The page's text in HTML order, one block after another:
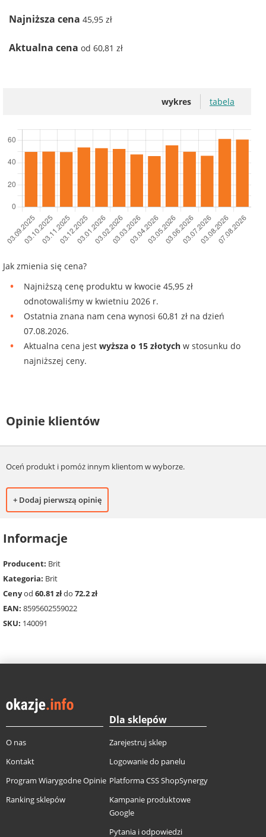
Najniższa cena 45,95 zł
Aktualna cena od 60,81 zł
wykres tabela
Jak zmienia się cena?
Najniższą cenę produktu w kwocie 45,95 zł
odnotowaliśmy w kwietniu 2026 r.
Ostatnia znana nam cena wynosi 60,81 zł na dzień
07.08.2026.
Aktualna cena jest wyższa o 15 złotych w stosunku do
najniższej ceny.
Opinie klientów
Oceń produkt i pomóż innym klientom w wyborze.
+ Dodaj pierwszą opinię
Informacje
Producent: Brit
Kategoria: Brit
Cenyod 60.81 złdo 72.2 zł
EAN: 8595602559022
SKU: 140091
O nas
Kontakt
Program Wiarygodne Opinie
Ranking sklepów
Dla sklepów
Zarejestruj sklep
Logowanie do panelu
Platforma CSS ShopSynergy
Kampanie produktowe
Google
Pytania i odpowiedzi